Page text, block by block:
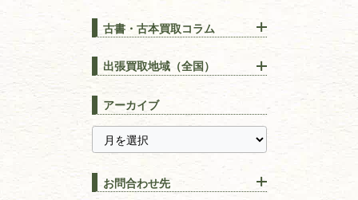
漢方・鍼灸・東洋医学
易学・占い
スピリチュアル・
全集・
趣味・教養
古書・古本買取コラム
【出張買取】古本の大量買取
りOK！効率的に売る方法
宅配買取は古本を送るだけ！
長島書店の便利な買取サービ
ス
【持ち込み買取】店頭で簡単
に古本を売るメリットとは？
古本を高く売る方法！買取で
上手な売り方のコツを解説
出張買取地域（全国）
埼玉県
千葉県
神奈川県
静岡県
群馬県
山梨県
新潟県
アーカイブ
お問合わせ先